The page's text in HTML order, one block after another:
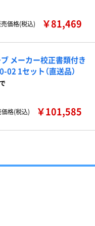
売価格(税込) ￥81,469
メーカー校正書類付き
02 1セット（直送品）
価格(税込) ￥101,585